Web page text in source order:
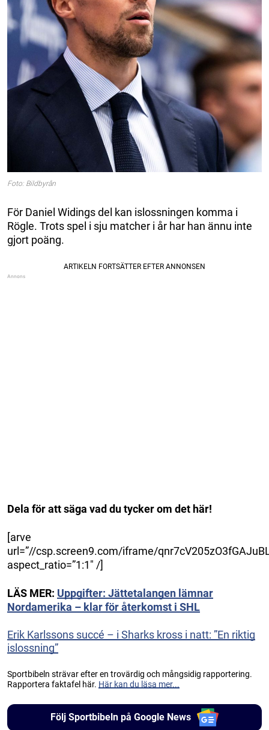
Foto: Bildbyrån
För Daniel Widings del kan islossningen komma i
Rögle. Trots spel i sju matcher i år har han ännu inte
gjort poäng.
Dela för att säga vad du tycker om det här!
[arve
url=”//csp.screen9.com/iframe/
aspect_ratio=”1:1″ /]
LÄS MER: Uppgifter: Jättetalangen lämnar
Nordamerika – klar för återkomst i SHL
Erik Karlssons succé – i Sharks kross i natt: ”En riktig
islossning”
Sportbibeln strävar efter en trovärdig och mångsidig rapportering.
Rapportera faktafel här. Här kan du läsa mer...
Följ Sportbibeln på Google News